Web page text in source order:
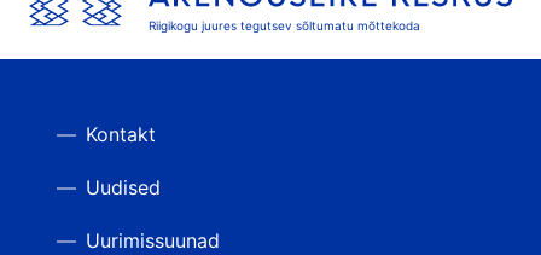
Riigikogu juures tegutsev sõltumatu mõttekoda
Kontakt
Uudised
Uurimissuunad